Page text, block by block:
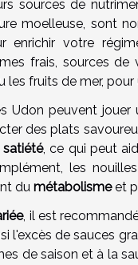
sources de
moelleuse, sont
enrichir votre
frais, sources de
fruits de mer,
Udon peuvent jouer
des plats
satiété, ce qui peut
les
du métabolismeet
, il est
l'excès de sauces
de saison et à la